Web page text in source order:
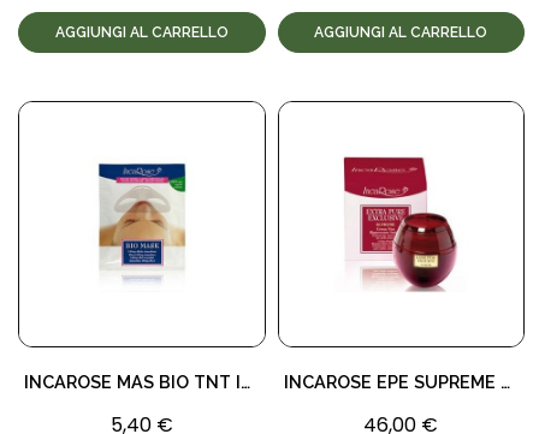
AGGIUNGI AL CARRELLO AGGIUNGI AL CARRELLO
INCAROSE MAS BIO TNT INST LIFT
5,40 €
INCAROSE EPE SUPREME 50ML
46,00 €